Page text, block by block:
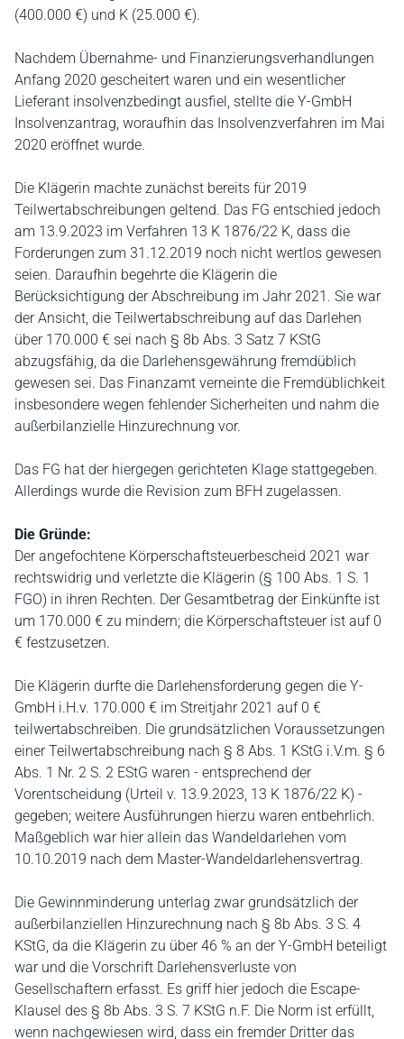
(400.000 €) und K (25.000 €).
Nachdem Übernahme- und Finanzierungsverhandlungen
Anfang 2020 gescheitert waren und ein wesentlicher
Lieferant insolvenzbedingt ausfiel, stellte die Y-GmbH
Insolvenzantrag, woraufhin das Insolvenzverfahren im Mai
2020 eröffnet wurde.
Die Klägerin machte zunächst bereits für 2019
Teilwertabschreibungen geltend. Das FG entschied jedoch
am 13.9.2023 im Verfahren 13 K 1876/22 K, dass die
Forderungen zum 31.12.2019 noch nicht wertlos gewesen
seien. Daraufhin begehrte die Klägerin die
Berücksichtigung der Abschreibung im Jahr 2021. Sie war
der Ansicht, die Teilwertabschreibung auf das Darlehen
über 170.000 € sei nach § 8b Abs. 3 Satz 7 KStG
abzugsfähig, da die Darlehensgewährung fremdüblich
gewesen sei. Das Finanzamt verneinte die Fremdüblichkeit
insbesondere wegen fehlender Sicherheiten und nahm die
außerbilanzielle Hinzurechnung vor.
Das FG hat der hiergegen gerichteten Klage stattgegeben.
Allerdings wurde die Revision zum BFH zugelassen.
Die Gründe:
Der angefochtene Körperschaftsteuerbescheid 2021 war
rechtswidrig und verletzte die Klägerin (§ 100 Abs. 1 S. 1
FGO) in ihren Rechten. Der Gesamtbetrag der Einkünfte ist
um 170.000 € zu mindern; die Körperschaftsteuer ist auf 0
€ festzusetzen.
Die Klägerin durfte die Darlehensforderung gegen die Y-
GmbH i.H.v. 170.000 € im Streitjahr 2021 auf 0 €
teilwertabschreiben. Die grundsätzlichen Voraussetzungen
einer Teilwertabschreibung nach § 8 Abs. 1 KStG i.V.m. § 6
Abs. 1 Nr. 2 S. 2 EStG waren - entsprechend der
Vorentscheidung (Urteil v. 13.9.2023, 13 K 1876/22 K) -
gegeben; weitere Ausführungen hierzu waren entbehrlich.
Maßgeblich war hier allein das Wandeldarlehen vom
10.10.2019 nach dem Master-Wandeldarlehensvertrag.
Die Gewinnminderung unterlag zwar grundsätzlich der
außerbilanziellen Hinzurechnung nach § 8b Abs. 3 S. 4
KStG, da die Klägerin zu über 46 % an der Y-GmbH beteiligt
war und die Vorschrift Darlehensverluste von
Gesellschaftern erfasst. Es griff hier jedoch die Escape-
Klausel des § 8b Abs. 3 S. 7 KStG n.F. Die Norm ist erfüllt,
wenn nachgewiesen wird, dass ein fremder Dritter das